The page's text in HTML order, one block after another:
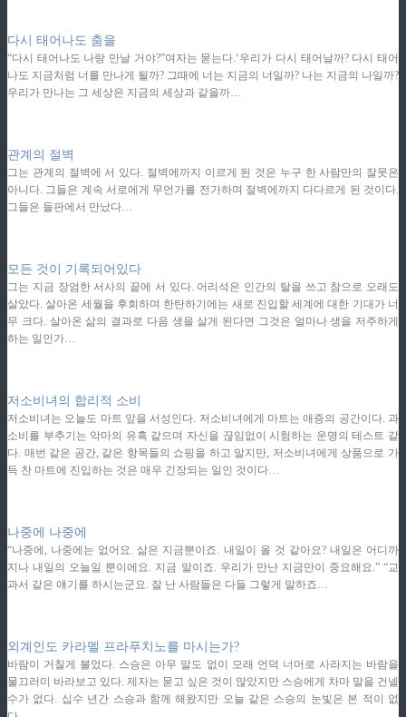
다시 태어나도 춤을
“다시 태어나도 나랑 만날 거야?”여자는 묻는다.‘우리가 다시 태어날까? 다시 태어
나도 지금처럼 너를 만나게 될까? 그때에 너는 지금의 너일까? 나는 지금의 나일까?
우리가 만나는 그 세상은 지금의 세상과 같을까…
관계의 절벽
그는 관계의 절벽에 서 있다. 절벽에까지 이르게 된 것은 누구 한 사람만의 잘못은
아니다. 그들은 계속 서로에게 무언가를 전가하며 절벽에까지 다다르게 된 것이다.
그들은 들판에서 만났다…
모든 것이 기록되어있다
그는 지금 장엄한 서사의 끝에 서 있다. 어리석은 인간의 탈을 쓰고 참으로 오래도
살았다. 살아온 세월을 후회하며 한탄하기에는 새로 진입할 세계에 대한 기대가 너
무 크다. 살아온 삶의 결과로 다음 생을 살게 된다면 그것은 얼마나 생을 저주하게
하는 일인가…
저소비녀의 합리적 소비
저소비녀는 오늘도 마트 앞을 서성인다. 저소비녀에게 마트는 애증의 공간이다. 과
소비를 부추기는 악마의 유혹 같으며 자신을 끊임없이 시험하는 운명의 테스트 같
다. 매번 같은 공간, 같은 항목들의 쇼핑을 하고 말지만, 저소비녀에게 상품으로 가
득 찬 마트에 진입하는 것은 매우 긴장되는 일인 것이다…
나중에 나중에
“나중에, 나중에는 없어요. 삶은 지금뿐이죠. 내일이 올 것 같아요? 내일은 어디까
지나 내일의 오늘일 뿐이에요. 지금 말이죠. 우리가 만난 지금만이 중요해요.” “교
과서 같은 얘기를 하시는군요. 잘 난 사람들은 다들 그렇게 말하죠…
외계인도 카라멜 프라푸치노를 마시는가?
바람이 거칠게 불었다. 스승은 아무 말도 없이 모래 언덕 너머로 사라지는 바람을
물끄러미 바라보고 있다. 제자는 묻고 싶은 것이 많았지만 스승에게 차마 말을 건넬
수가 없다. 십수 년간 스승과 함께 해왔지만 오늘 같은 스승의 눈빛은 본 적이 없